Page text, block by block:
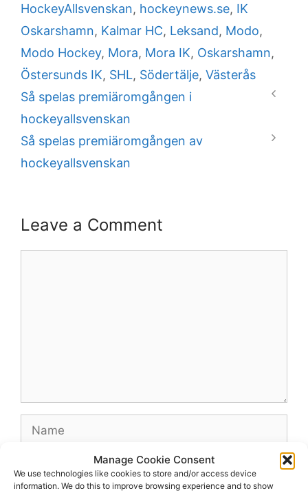
Manage Cookie Consent
We use technologies like cookies to store and/or access device
information. We do this to improve browsing experience and to show
HockeyAllsvenskan, hockeynews.se, IK
Oskarshamn, Kalmar HC, Leksand, Modo,
Modo Hockey, Mora, Mora IK, Oskarshamn,
Östersunds IK, SHL, Södertälje, Västerås
Så spelas premiäromgången i
hockeyallsvenskan
Så spelas premiäromgången av
hockeyallsvenskan
Leave a Comment
Name